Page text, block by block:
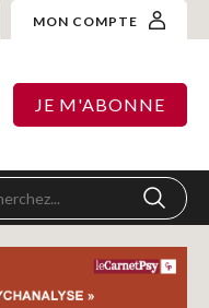
MON COMPTE
JE M'ABONNE